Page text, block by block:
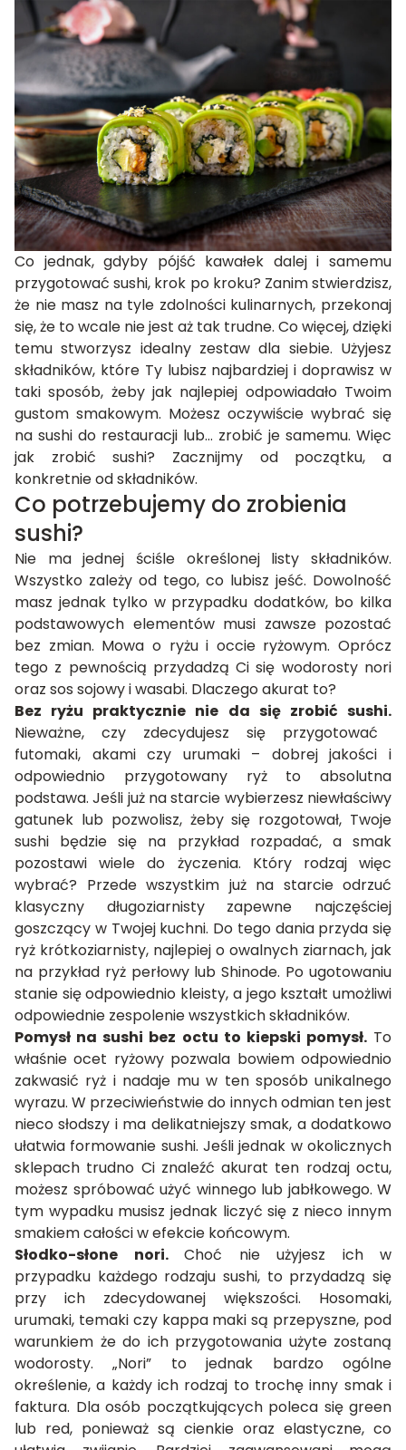
Co jednak, gdyby pójść kawałek dalej i samemu
przygotować sushi, krok po kroku? Zanim stwierdzisz,
że nie masz na tyle zdolności kulinarnych, przekonaj
się, że to wcale nie jest aż tak trudne. Co więcej, dzięki
temu stworzysz idealny zestaw dla siebie. Użyjesz
składników, które Ty lubisz najbardziej i doprawisz w
taki sposób, żeby jak najlepiej odpowiadało Twoim
gustom smakowym. Możesz oczywiście wybrać się
na sushi do restauracji lub… zrobić je samemu. Więc
jak zrobić sushi? Zacznijmy od początku, a
konkretnie od składników.
Co potrzebujemy do zrobienia
sushi?
Nie ma jednej ściśle określonej listy składników.
Wszystko zależy od tego, co lubisz jeść. Dowolność
masz jednak tylko w przypadku dodatków, bo kilka
podstawowych elementów musi zawsze pozostać
bez zmian. Mowa o ryżu i occie ryżowym. Oprócz
tego z pewnością przydadzą Ci się wodorosty nori
oraz sos sojowy i wasabi. Dlaczego akurat to?
Bez ryżu praktycznie nie da się zrobić sushi.
Nieważne, czy zdecydujesz się przygotować
futomaki, akami czy urumaki – dobrej jakości i
odpowiednio przygotowany ryż to absolutna
podstawa. Jeśli już na starcie wybierzesz niewłaściwy
gatunek lub pozwolisz, żeby się rozgotował, Twoje
sushi będzie się na przykład rozpadać, a smak
pozostawi wiele do życzenia. Który rodzaj więc
wybrać? Przede wszystkim już na starcie odrzuć
klasyczny długoziarnisty zapewne najczęściej
goszczący w Twojej kuchni. Do tego dania przyda się
ryż krótkoziarnisty, najlepiej o owalnych ziarnach, jak
na przykład ryż perłowy lub Shinode. Po ugotowaniu
stanie się odpowiednio kleisty, a jego kształt umożliwi
odpowiednie zespolenie wszystkich składników.
Pomysł na sushi bez octu to kiepski pomysł.To
właśnie ocet ryżowy pozwala bowiem odpowiednio
zakwasić ryż i nadaje mu w ten sposób unikalnego
wyrazu. W przeciwieństwie do innych odmian ten jest
nieco słodszy i ma delikatniejszy smak, a dodatkowo
ułatwia formowanie sushi. Jeśli jednak w okolicznych
sklepach trudno Ci znaleźć akurat ten rodzaj octu,
możesz spróbować użyć winnego lub jabłkowego. W
tym wypadku musisz jednak liczyć się z nieco innym
smakiem całości w efekcie końcowym.
Słodko-słone nori. Choć nie użyjesz ich w
przypadku każdego rodzaju sushi, to przydadzą się
przy ich zdecydowanej większości. Hosomaki,
urumaki, temaki czy kappa maki są przepyszne, pod
warunkiem że do ich przygotowania użyte zostaną
wodorosty. „Nori” to jednak bardzo ogólne
określenie, a każdy ich rodzaj to trochę inny smak i
faktura. Dla osób początkujących poleca się green
lub red, ponieważ są cienkie oraz elastyczne, co